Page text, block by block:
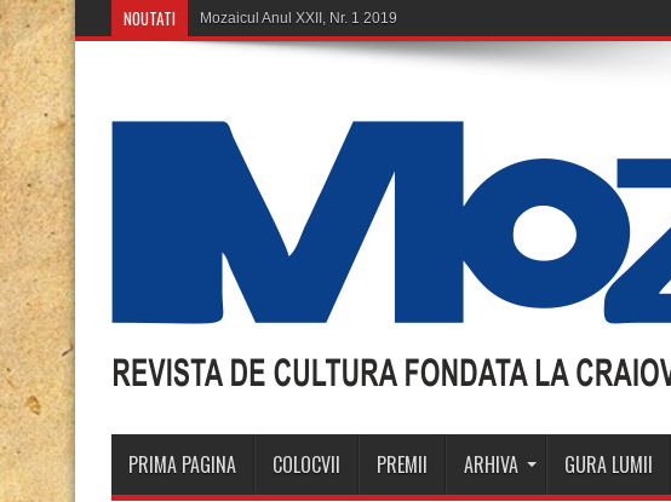
NOUTATI
PRIMA PAGINA COLOCVII PREMII ARHIVA GURA LUMII